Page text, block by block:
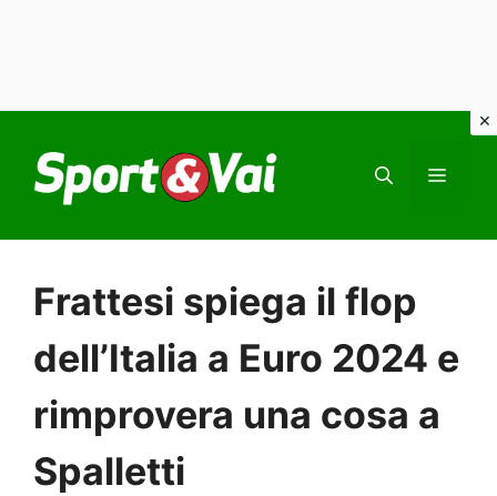
contenuto
Frattesi spiega il flop
dell’Italia a Euro 2024 e
rimprovera una cosa a
Spalletti